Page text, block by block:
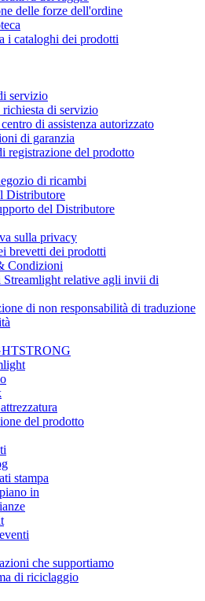
delle forze dell'ordine
i cataloghi dei prodotti
servizio
di servizio
di assistenza autorizzato
di garanzia
registrazione del prodotto
di ricambi
Distributore
del Distributore
sulla privacy
brevetti dei prodotti
Condizioni
Streamlight relative agli invii di
di non responsabilità di traduzione
del prodotto
stampa
in
che supportiamo
di riciclaggio